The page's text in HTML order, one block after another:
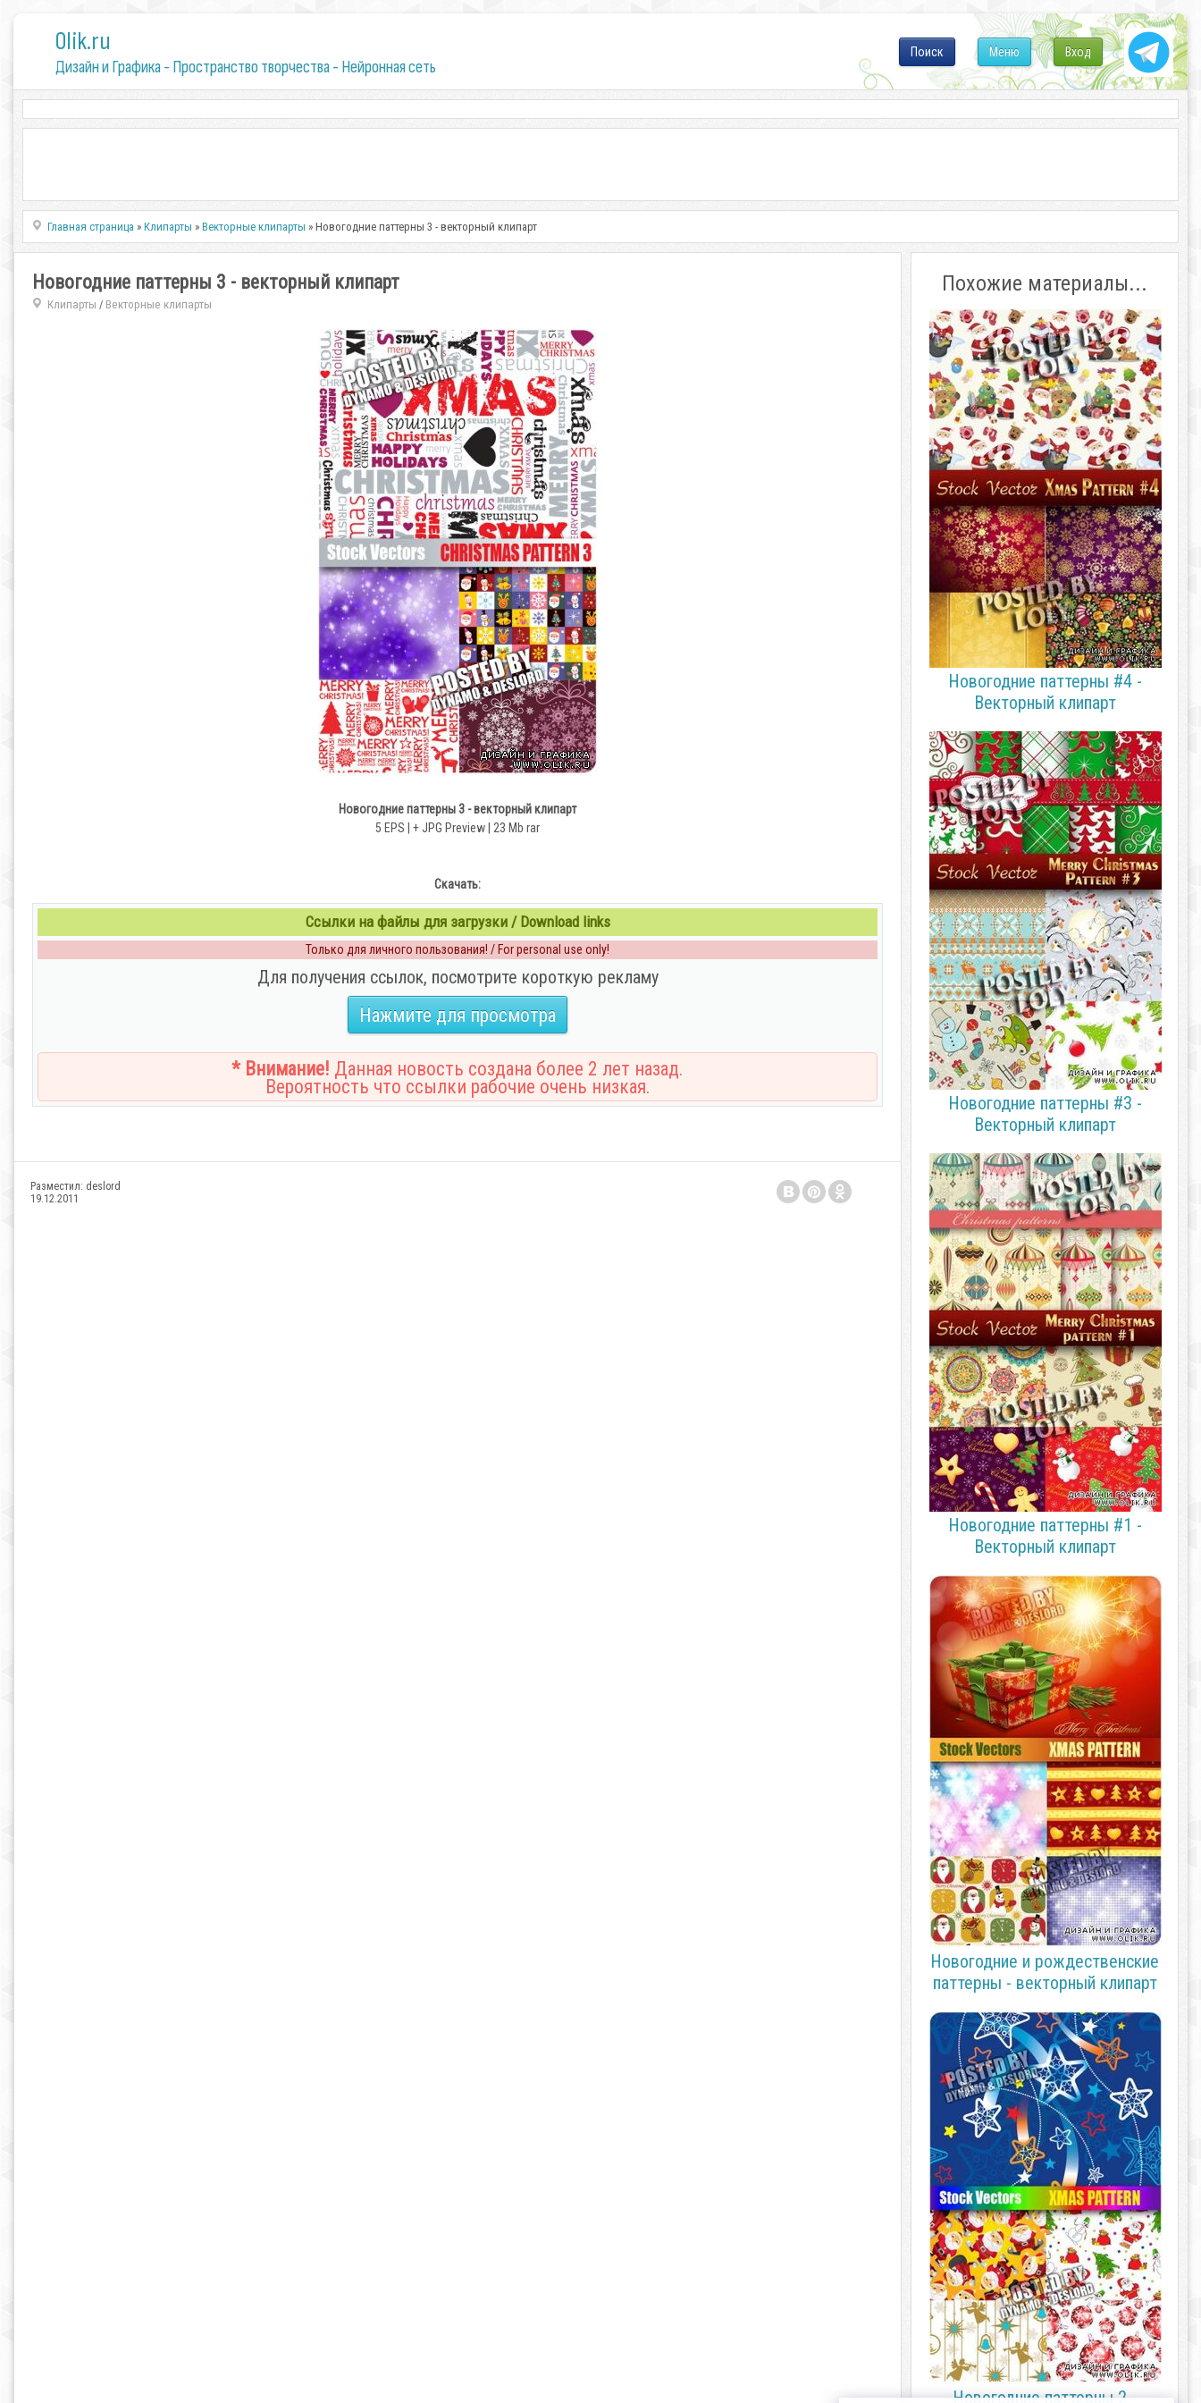
0lik.ru
Дизайн и Графика - Пространство творчества - Нейронная сеть
Вход
Меню
Поиск
Главная страница »Клипарты »Векторные клипарты » Новогодние паттерны 3 - векторный клипарт
Новогодние паттерны 3 - векторный клипарт
Клипарты / Векторные клипарты
Новогодние паттерны 3 - векторный клипарт
5 EPS | + JPG Preview | 23 Mb rar
Скачать:
Ссылки на файлы для загрузки / Download links
Только для личного пользования! / For personal use only!
Для получения ссылок, посмотрите короткую рекламу
Нажмите для просмотра
* Внимание! Данная новость создана более 2 лет назад.
Вероятность что ссылки рабочие очень низкая.
Разместил: deslord
19.12.2011
Похожие материалы...
Новогодние паттерны #4 -
Векторный клипарт
Новогодние паттерны #3 -
Векторный клипарт
Новогодние паттерны #1 -
Векторный клипарт
Новогодние и рождественские
паттерны - векторный клипарт
Новогодние паттерны 2 -